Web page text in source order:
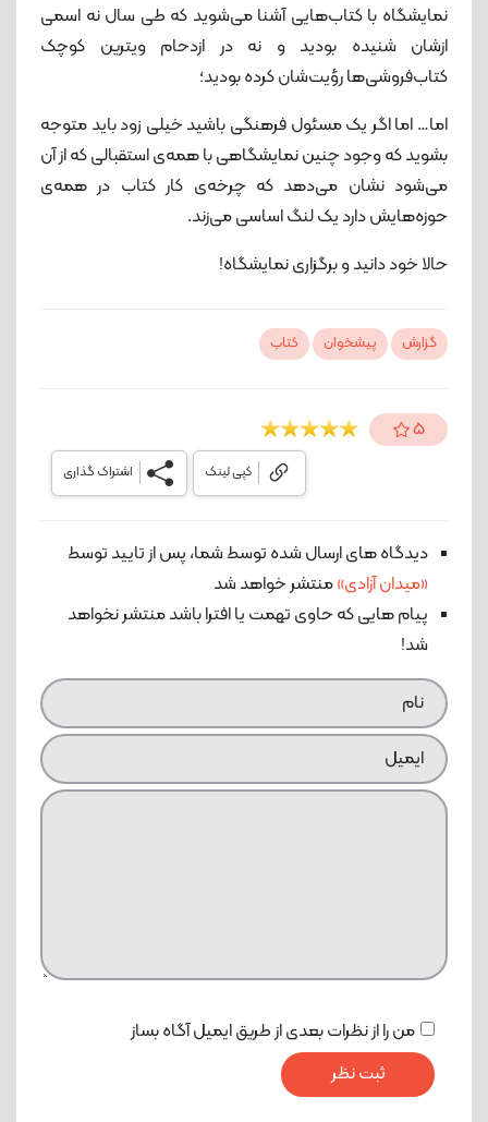
نمایشگاه با کتاب‌هایی آشنا می‌شوید که طی سال نه اسمی
ازشان شنیده بودید و نه در ازدحام ویترین کوچک
کتاب‌فروشی‌ها رؤیت‌شان کرده بودید؛
اما… اما اگر یک مسئول فرهنگی باشید خیلی زود باید متوجه
بشوید که وجود چنین نمایشگاهی با همه‌ی استقبالی که از آن
می‌شود نشان می‌دهد که چرخه‌ی کار کتاب در همه‌ی
حوزه‌هایش دارد یک لنگ اساسی می‌زند.
حالا خود دانید و برگزاری نمایشگاه!
گزارش پیشخوان کتاب
5
اشتراک گذاری کپی لینک
دیدگاه های ارسال شده توسط شما، پس از تایید توسط
«میدان آزادی»منتشر خواهد شد
پیام هایی که حاوی تهمت یا افترا باشد منتشر نخواهد
شد!
من را از نظرات بعدی از طریق ایمیل آگاه بساز